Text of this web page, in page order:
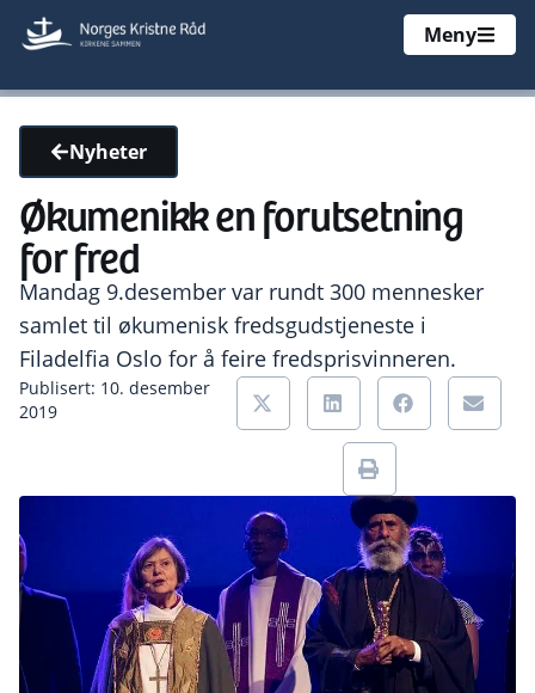
Meny
Nyheter
Økumenikk en forutsetning
for fred
Mandag 9.desember var rundt 300 mennesker
samlet til økumenisk fredsgudstjeneste i
Filadelfia Oslo for å feire fredsprisvinneren.
Publisert: 10. desember
2019